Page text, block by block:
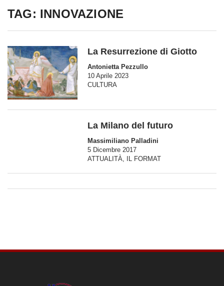
TAG: INNOVAZIONE
La Resurrezione di Giotto
Antonietta Pezzullo
10 Aprile 2023
CULTURA
La Milano del futuro
Massimiliano Palladini
5 Dicembre 2017
ATTUALITÀ, IL FORMAT